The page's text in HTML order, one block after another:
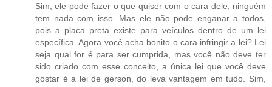
Sim, ele pode fazer o que quiser com o cara dele, ninguém
tem nada com isso. Mas ele não pode enganar a todos,
pois a placa preta existe para veículos dentro de um lei
específica. Agora você acha bonito o cara infringir a lei? Lei
seja qual for é para ser cumprida, mas você não deve ter
sido criado com esse conceito, a única lei que você deve
gostar é a lei de gerson, do leva vantagem em tudo. Sim,